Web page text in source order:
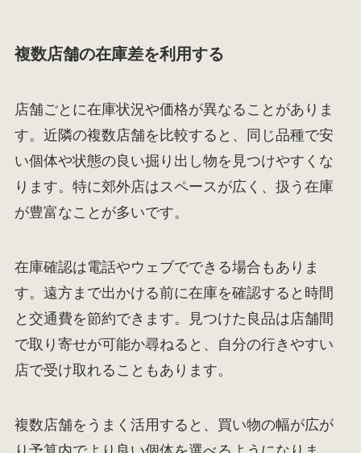
複数店舗の在庫差を利用する
店舗ごとに在庫状況や価格が異なることがありま
す。近隣の複数店舗を比較すると、同じ品種で安
い個体や状態の良い掘り出し物を見つけやすくな
ります。特に郊外店はスペースが広く、扱う在庫
が豊富なことが多いです。
在庫確認は電話やウェブでできる場合もありま
す。遠方まで出かける前に在庫を確認すると時間
と交通費を節約できます。見つけた良品は店舗間
で取り寄せが可能か尋ねると、自分の行きやすい
店で受け取れることもあります。
複数店舗をうまく活用すると、買い物の幅が広が